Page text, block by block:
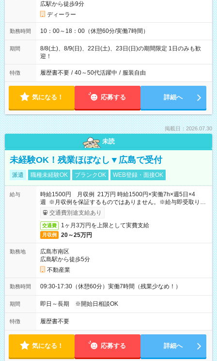
広駅から徒歩9分
ディーラー
勤務時間 10：00～18：00（休憩60分/実働7時間）
期間
8/8(土)、8/9(日)、22日(土)、23日(日)の期間限定 1日のみも歓
迎！
特徴 履歴書不要 / 40～50代活躍中 / 服装自由
気になる！ 応募する 詳細へ
掲載日：2026.07.30
未読
未経験OK！残業ほぼなし▼広島で受付
派遣 職種未経験OK ブランクOK WEB登録・面接OK
給与
時給1500円 月収例 21万円 時給1500円×実働7h×週5日×4
週 ※月収例を保証するものではありません。※給与即受取りサ
ービス利用可（利用条件有）
交通費別途支給あり
交通費 1ヶ月3万円を上限として実費支給
月収例 20～25万円
勤務地
広島市南区
広島駅から徒歩5分
不動産業
勤務時間 09:30-17:30（休憩60分）実働7時間（残業少なめ！）
期間 即日～長期 ※開始日相談OK
特徴 履歴書不要
気になる！ 応募する 詳細へ